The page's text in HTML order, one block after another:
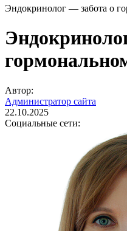
Эндокринолог — забота о
Автор:
Администратор сайта
22.10.2025
Социальные сети: